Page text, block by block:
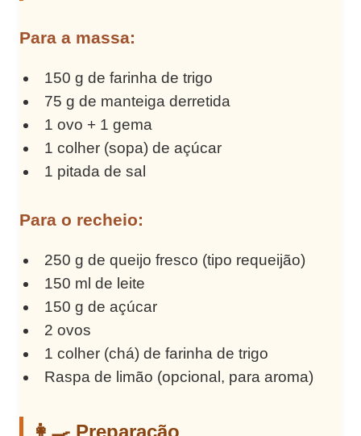
Para a massa:
150 g de farinha de trigo
75 g de manteiga derretida
1 ovo + 1 gema
1 colher (sopa) de açúcar
1 pitada de sal
Para o recheio:
250 g de queijo fresco (tipo requeijão)
150 ml de leite
150 g de açúcar
2 ovos
1 colher (chá) de farinha de trigo
Raspa de limão (opcional, para aroma)
👩‍🍳 Preparação